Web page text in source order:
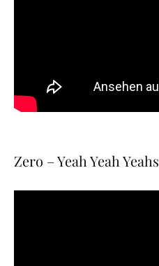
Zero – Yeah Yeah Yeahs